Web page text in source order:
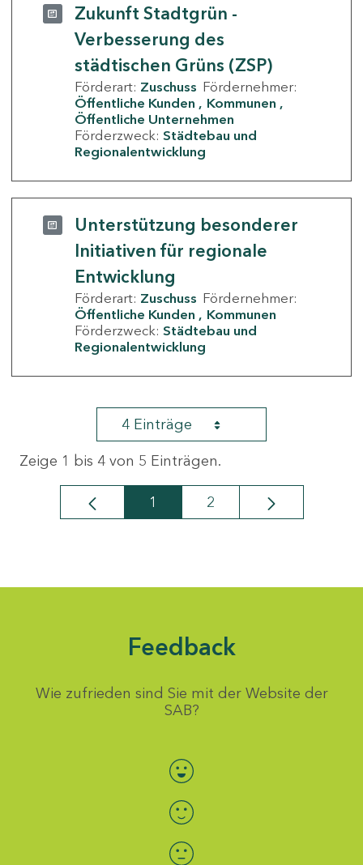
Zukunft Stadtgrün -
Verbesserung des
städtischen Grüns (ZSP)
Förderart: Zuschuss Fördernehmer:
Öffentliche Kunden
Kommunen
Öffentliche Unternehmen
Förderzweck: Städtebau und
Regionalentwicklung
Unterstützung besonderer
Initiativen für regionale
Entwicklung
Förderart: Zuschuss Fördernehmer:
Öffentliche Kunden
Kommunen
Förderzweck: Städtebau und
Regionalentwicklung
4 Einträge
Zeige 1 bis 4 von 5 Einträgen.
Seite
1 Seite
2
Feedback
Wie zufrieden sind Sie mit der Website der
SAB?
Bewertung auswählen